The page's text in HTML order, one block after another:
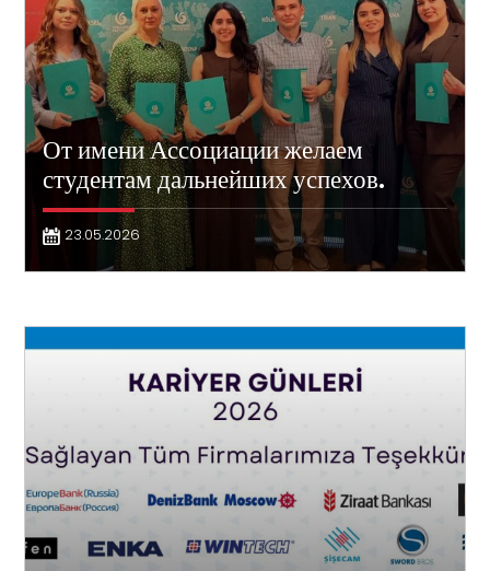
От имени Ассоциации желаем
студентам дальнейших успехов.
23.05.2026